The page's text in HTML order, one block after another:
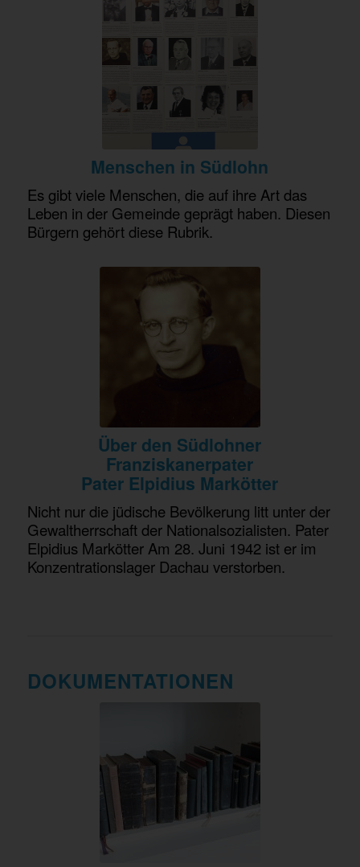
Menschen in Südlohn
Es gibt viele Menschen, die auf ihre Art das
Leben in der Gemeinde geprägt haben. Diesen
Bürgern gehört diese Rubrik.
Über den Südlohner
Franziskanerpater
Pater Elpidius Markötter
Nicht nur die jüdische Bevölkerung litt unter der
Gewaltherrschaft der Nationalsozialisten. Pater
Elpidius Markötter Am 28. Juni 1942 ist er im
Konzentrationslager Dachau verstorben.
DOKUMENTATIONEN